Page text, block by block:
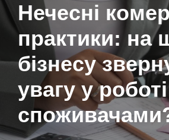
Нечесні
практики: на
бізнесу
увагу у роботі